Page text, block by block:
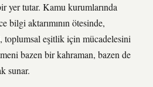
yer tutar. Kamu kurumlarında
bilgi aktarımının ötesinde,
eşitlik için mücadelesini
bazen bir kahraman, bazen de
sunar.